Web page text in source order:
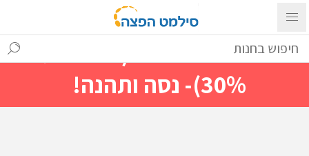
עם ההתחברות ניתן לראות מייד
מחירים מיוחדים(הנחות עד
30%)- נסה ותהנה!